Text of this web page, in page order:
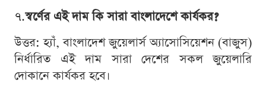
৭.স্বর্ণের এই দাম কি সারা বাংলাদেশে কার্যকর?
উত্তর: হ্যাঁ, বাংলাদেশ জুয়েলার্স অ্যাসোসিয়েশন (বাজুস)
নির্ধারিত এই দাম সারা দেশের সকল জুয়েলারি
দোকানে কার্যকর হবে।